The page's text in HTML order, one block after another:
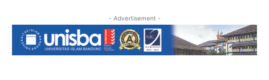
- Advertisement -